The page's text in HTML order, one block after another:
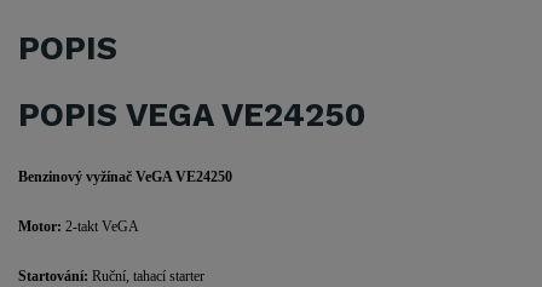
POPIS
POPIS VEGA VE24250
Benzinový vyžínač VeGA VE24250
Motor: 2-takt VeGA
Startování: Ruční, tahací starter